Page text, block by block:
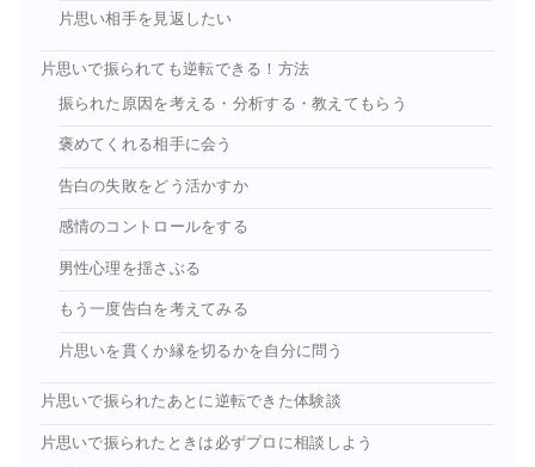
片思い相手を見返したい
片思いで振られても逆転できる！方法
振られた原因を考える・分析する・教えてもらう
褒めてくれる相手に会う
告白の失敗をどう活かすか
感情のコントロールをする
男性心理を揺さぶる
もう一度告白を考えてみる
片思いを貫くか縁を切るかを自分に問う
片思いで振られたあとに逆転できた体験談
片思いで振られたときは必ずプロに相談しよう